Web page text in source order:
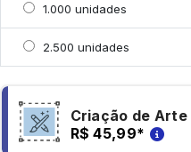
Selecionar 1000 unidades
1.000 unidades
Selecionar 2500 unidades
2.500 unidades
Criação de Arte
R$ 45,99*